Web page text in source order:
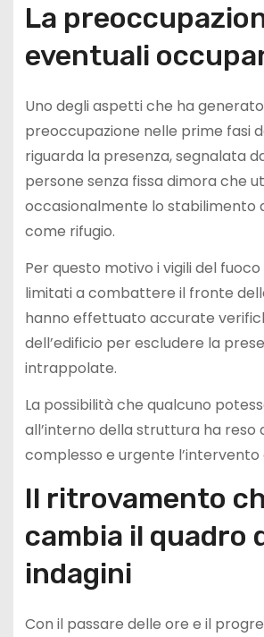
La
eventuali
Uno degli aspetti che ha
preoccupazione nelle prime fasi
riguarda la presenza, segnalata
persone senza fissa dimora che
occasionalmente lo stabilimento
come rifugio.
Per questo motivo i vigili del fuoco
limitati a combattere il fronte
hanno effettuato accurate
dell’edificio per escludere la
intrappolate.
La possibilità che qualcuno
all’interno della struttura ha reso
complesso e urgente
Il ritrovamento
cambia il quadro
indagini
Con il passare delle ore e il